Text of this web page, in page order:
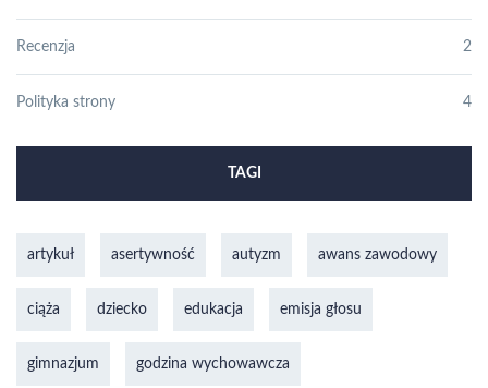
Recenzja 2
Polityka strony 4
TAGI
artykuł asertywność autyzm awans zawodowy
ciąża dziecko edukacja emisja głosu
gimnazjum godzina wychowawcza